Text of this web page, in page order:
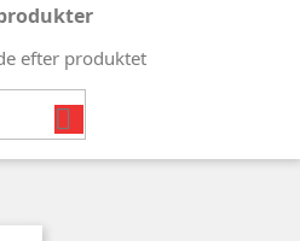
efter produktet
